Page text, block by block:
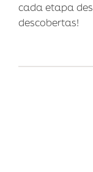
cada etapa
descobertas!